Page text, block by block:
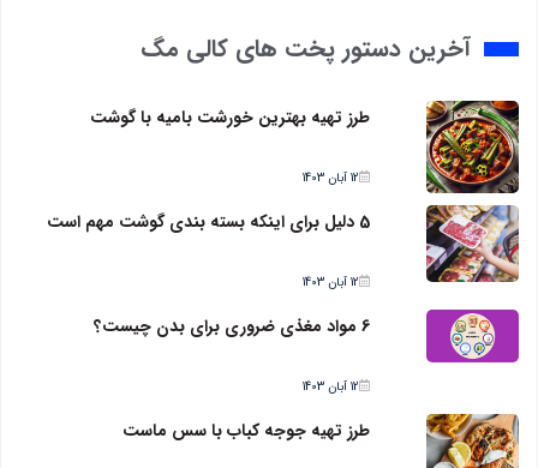
آخرین دستور پخت های کالی مگ
طرز تهیه بهترین خورشت بامیه با گوشت
12 آبان 1403
5 دلیل برای اینکه بسته بندی گوشت مهم است
12 آبان 1403
6 مواد مغذی ضروری برای بدن چیست؟
12 آبان 1403
طرز تهیه جوجه کباب با سس ماست